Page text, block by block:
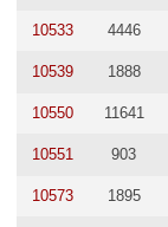
10533 4446
10539 1888
10550 11641
10551 903
10573 1895